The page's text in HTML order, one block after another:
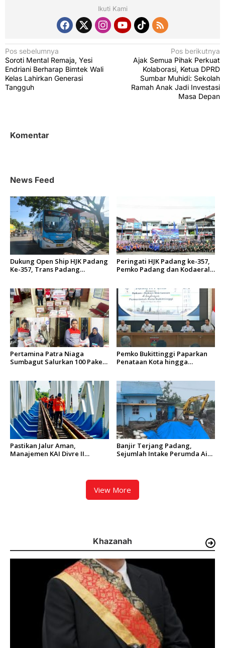
Ikuti Kami
N
a
v
s
o
s
Pos sebelumnya
Soroti Mental Remaja, Yesi
Endriani Berharap Bimtek Wali
Kelas Lahirkan Generasi
Tangguh
Pos berikutnya
Ajak Semua Pihak Perkuat
Kolaborasi, Ketua DPRD
Sumbar Muhidi: Sekolah
Ramah Anak Jadi Investasi
Masa Depan
Komentar
News Feed
Dukung Open Ship HJK Padang
Ke-357, Trans Padang
Peringati HJK Padang ke-357,
Pemko Padang dan Kodaeral
Pertamina Patra Niaga
Sumbagut Salurkan 100 Paket
Pemko Bukittinggi Paparkan
Penataan Kota hingga
Pastikan Jalur Aman,
Manajemen KAI Divre II
Banjir Terjang Padang,
Sejumlah Intake Perumda Air
View More
Khazanah